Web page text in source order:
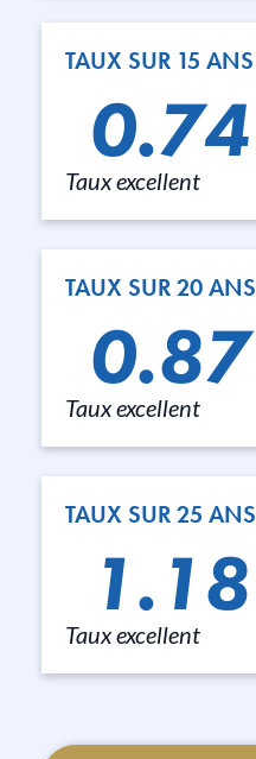
TAUX SUR 15 ANS
0.74
Taux excellent
TAUX SUR 20 ANS
0.87
Taux excellent
TAUX SUR 25 ANS
1.18
Taux excellent